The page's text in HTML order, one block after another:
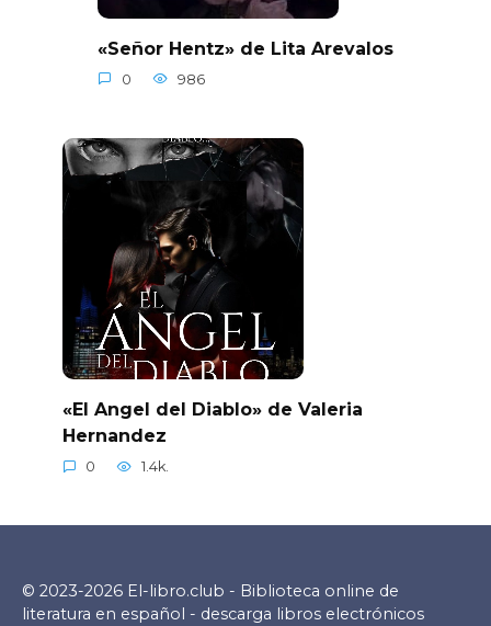
«Señor Hentz» de Lita Arevalos
0 986
«El Angel del Diablo» de Valeria
Hernandez
0 1.4k.
© 2023-2026 El-libro.club - Biblioteca online de
literatura en español - descarga libros electrónicos